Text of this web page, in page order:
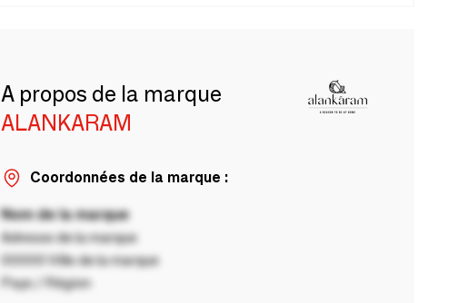
A propos de la marque
ALANKARAM
Coordonnées de la marque :
Nom de la marque
Adresse de la marque
00000 Ville de la marque
Pays / Région